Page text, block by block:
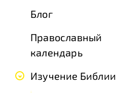
Блог
Православный
календарь
Изучение Библии